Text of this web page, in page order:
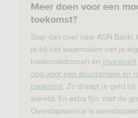
Meer doen voor een
toekomst?
Stap dan over naar ASN Bank!
je bij het waarmaken van je
toekomstdromen én
oog voor een duurzamere en
toekomst. Zo draagt je geld
wereld. En extra fijn: met de
Overstapservice is